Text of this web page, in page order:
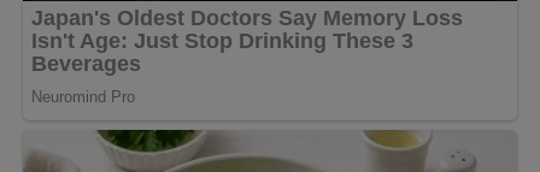
Kein Spam, kein Bullshit, keine Weitergabe deiner Mailadresse an Dritte!
Rezept-Bewertung